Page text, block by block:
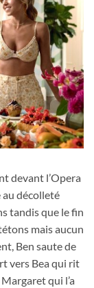
de 2023
devant l’Opera
au décolleté
tandis que le fin
mais aucun
Ben saute de
vers Bea qui rit
qui l’a